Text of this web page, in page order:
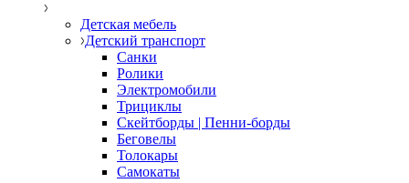
Детская мебель
Детский транспорт
Санки
Ролики
Электромобили
Трициклы
Скейтборды | Пенни-борды
Беговелы
Толокары
Самокаты